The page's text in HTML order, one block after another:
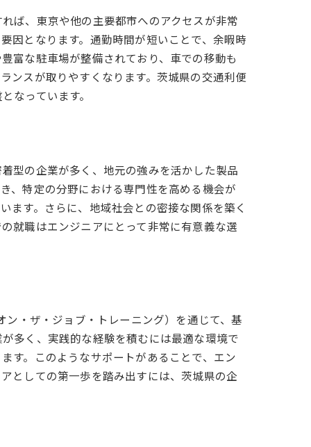
ば、東京や他の主要都市へのアクセスが非常
因となります。通勤時間が短いことで、余暇時
富な駐車場が整備されており、車での移動も
ンスが取りやすくなります。茨城県の交通利便
なっています。
型の企業が多く、地元の強みを活かした製品
、特定の分野における専門性を高める機会が
ます。さらに、地域社会との密接な関係を築く
就職はエンジニアにとって非常に有意義な選
・ザ・ジョブ・トレーニング）を通じて、基
多く、実践的な経験を積むには最適な環境で
す。このようなサポートがあることで、エン
としての第一歩を踏み出すには、茨城県の企